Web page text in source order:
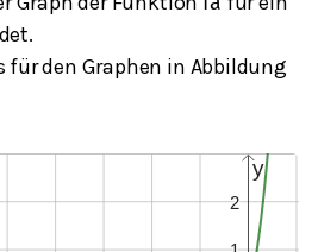
für den Graphen in Abbildung